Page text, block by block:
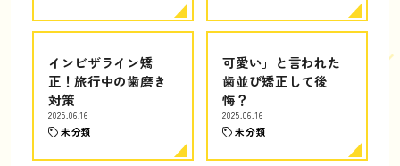
インビザライン矯
正！旅行中の歯磨き
対策
2025.06.16
未分類
可愛い」と言われた
歯並び矯正して後
悔？
2025.06.16
未分類